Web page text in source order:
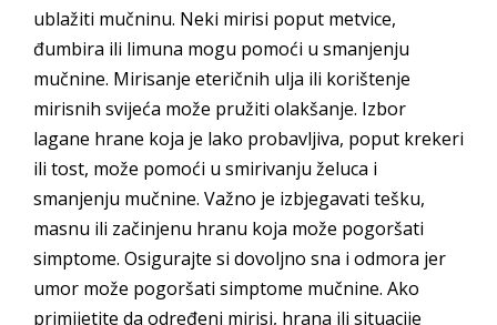
ublažiti mučninu. Neki mirisi poput metvice,
đumbira ili limuna mogu pomoći u smanjenju
mučnine. Mirisanje eteričnih ulja ili korištenje
mirisnih svijeća može pružiti olakšanje. Izbor
lagane hrane koja je lako probavljiva, poput krekeri
ili tost, može pomoći u smirivanju želuca i
smanjenju mučnine. Važno je izbjegavati tešku,
masnu ili začinjenu hranu koja može pogoršati
simptome. Osigurajte si dovoljno sna i odmora jer
umor može pogoršati simptome mučnine. Ako
primijetite da određeni mirisi, hrana ili situacije